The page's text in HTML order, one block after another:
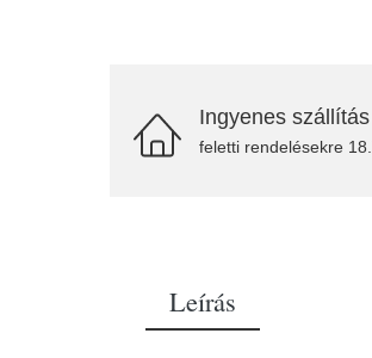
Ingyenes szállítás
feletti rendelésekre
Leírás